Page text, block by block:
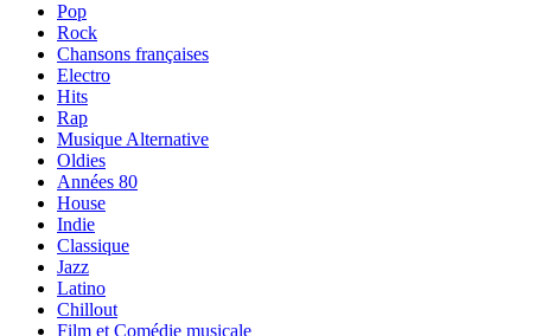
Pop
Rock
Chansons françaises
Electro
Hits
Rap
Musique Alternative
Oldies
Années 80
House
Indie
Classique
Jazz
Latino
Chillout
Film et Comédie musicale